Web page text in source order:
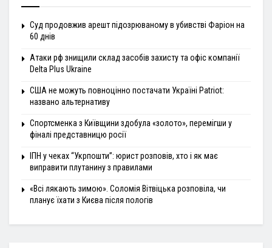
Суд продовжив арешт підозрюваному в убивстві Фаріон на
60 днів
Атаки рф знищили склад засобів захисту та офіс компанії
Delta Plus Ukraine
США не можуть повноцінно постачати Україні Patriot:
названо альтернативу
Спортсменка з Київщини здобула «золото», перемігши у
фіналі представницю росії
ІПН у чеках “Укрпошти”: юрист розповів, хто і як має
виправити плутанину з правилами
«Всі лякають зимою». Соломія Вітвіцька розповіла, чи
планує їхати з Києва після пологів